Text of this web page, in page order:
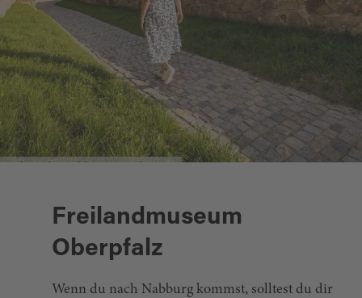
Freilandmuseum
Oberpfalz
Wenn du nach Nabburg kommst, solltest du dir